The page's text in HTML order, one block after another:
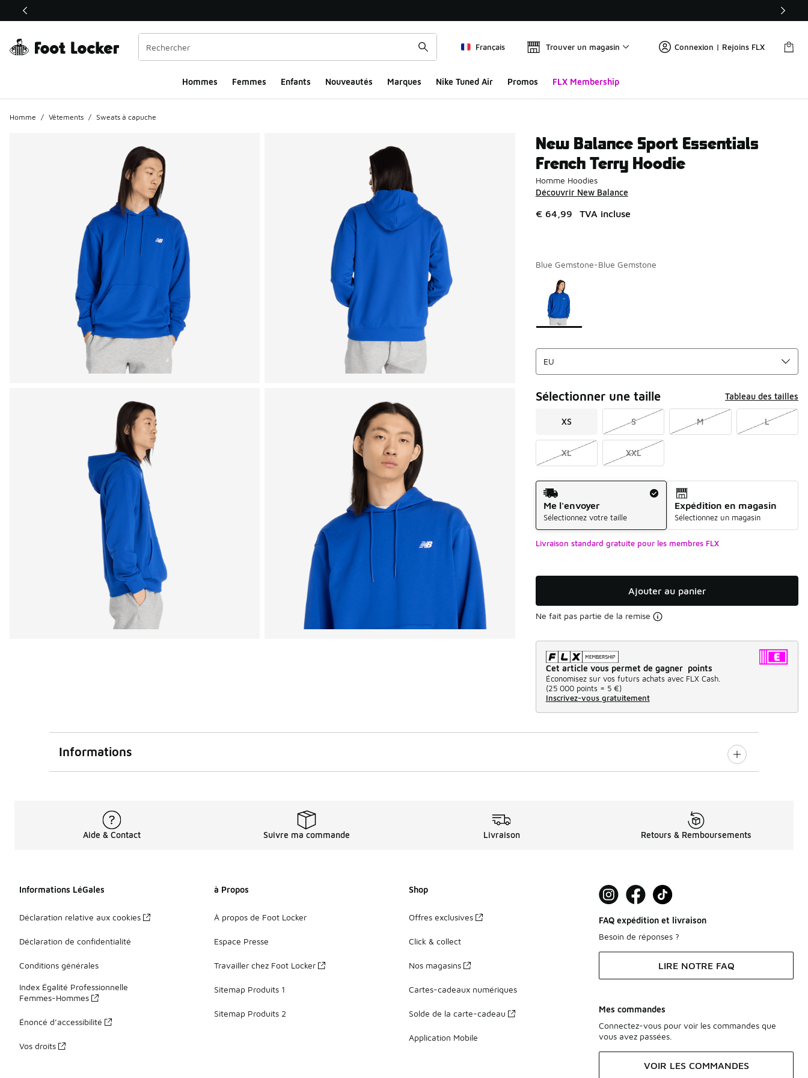
Ce lien ouvrira une nouvelle fenêtre
Français Trouver un magasin Connexion | Rejoins FLX
Hommes​ Femmes Enfants Nouveautés Marques Nike Tuned Air Promos FLX Membership
Homme / Vêtements / Sweats à capuche
New Balance Sport Essentials
French Terry Hoodie
Homme Hoodies
Découvrir New Balance
€ 64,99 TVA incluse
Blue Gemstone-Blue Gemstone
Page 1 sur 1 affichant 1 à 1 des 1 couleurs.
Merci de sélectionner un style
Sélectionner une taille Tableau des tailles
XS S M L
XL XXL
Mode d'expédition
Me l'envoyer
Sélectionnez votre taille
Expédition en magasin
Sélectionnez un magasin
Livraison standard gratuite pour les membres FLX
Ajouter au panier
Ne fait pas partie de la remise
Cet article vous permet de gagner points
Économisez sur vos futurs achats avec FLX Cash.
(25 000 points = 5 €)
Inscrivez-vous gratuitement
Informations
Aide & Contact Suivre ma commande Livraison Retours & Remboursements
Informations LéGales
Déclaration relative aux cookies
Déclaration de confidentialité
Conditions générales
Index Égalité Professionnelle
Femmes-Hommes
Énoncé d’accessibilité
Vos droits
à Propos
À propos de Foot Locker
Espace Presse
Travailler chez Foot Locker
Sitemap Produits 1
Sitemap Produits 2
Shop
Offres exclusives
Click & collect
Nos magasins
Cartes-cadeaux numériques
Solde de la carte-cadeau
Application Mobile
FAQ expédition et livraison
Besoin de réponses ?
LIRE NOTRE FAQ
Mes commandes
Connectez-vous pour voir les commandes que
vous avez passées.
VOIR LES COMMANDES